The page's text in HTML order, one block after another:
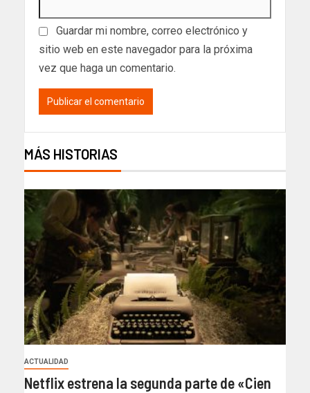
Guardar mi nombre, correo electrónico y
sitio web en este navegador para la próxima
vez que haga un comentario.
MÁS HISTORIAS
ACTUALIDAD
Netflix estrena la segunda parte de «Cien